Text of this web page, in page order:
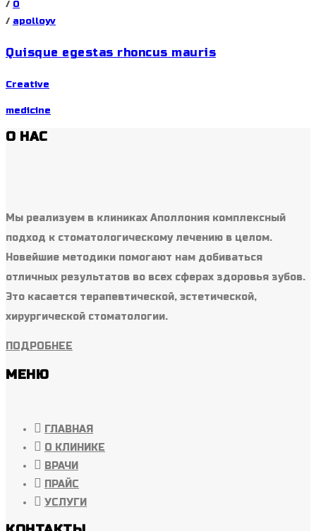
/ 0
/ apolloyv
Quisque egestas rhoncus mauris
Creative
medicine
О НАС
Мы реализуем в клиниках Аполлония комплексный
подход к стоматологическому лечению в целом.
Новейшие методики помогают нам добиваться
отличных результатов во всех сферах здоровья зубов.
Это касается терапевтической, эстетической,
хирургической стоматологии.
ПОДРОБНЕЕ
МЕНЮ
ГЛАВНАЯ
О КЛИНИКЕ
ВРАЧИ
ПРАЙС
УСЛУГИ